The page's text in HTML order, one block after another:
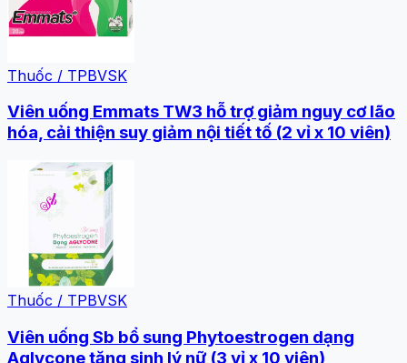
Thuốc / TPBVSK
Viên uống Emmats TW3 hỗ trợ giảm nguy cơ lão
hóa, cải thiện suy giảm nội tiết tố (2 vỉ x 10 viên)
Thuốc / TPBVSK
Viên uống Sb bổ sung Phytoestrogen dạng
Aglycone tăng sinh lý nữ (3 vỉ x 10 viên)